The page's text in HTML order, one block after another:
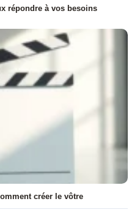
répondre à vos besoins
créer le vôtre